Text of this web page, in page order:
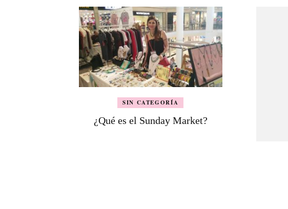
SIN CATEGORÍA
¿Qué es el Sunday Market?